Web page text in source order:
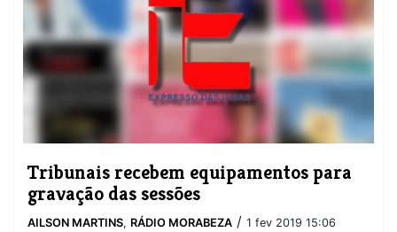
Tribunais recebem equipamentos para
gravação das sessões
AILSON MARTINS, RÁDIO MORABEZA / 1 fev 2019 15:06